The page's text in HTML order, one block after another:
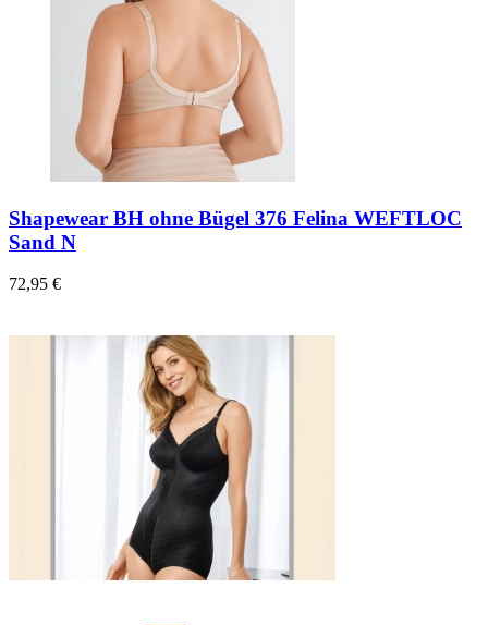
Shapewear BH ohne Bügel 376 Felina WEFTLOC
Sand N
72,95 €